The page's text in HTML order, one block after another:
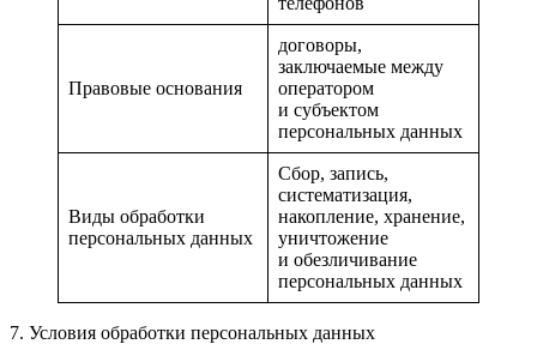
Правовые основания
договоры,
заключаемые между
оператором
и субъектом
персональных данных
Виды обработки
персональных данных
Сбор, запись,
систематизация,
накопление, хранение,
уничтожение
и обезличивание
персональных данных
7. Условия обработки персональных данных